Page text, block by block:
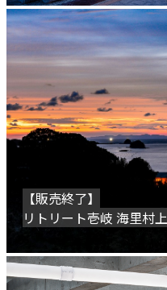
【販売終了】
リトリート壱岐 海里村上